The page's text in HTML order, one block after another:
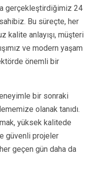
gerçekleştirdiğimiz 24
Bu süreçte, her
kalite anlayışı, müşteri
ve modern yaşam
önemli bir
bir sonraki
olanak tanıdı.
yüksek kalitede
güvenli projeler
geçen gün daha da